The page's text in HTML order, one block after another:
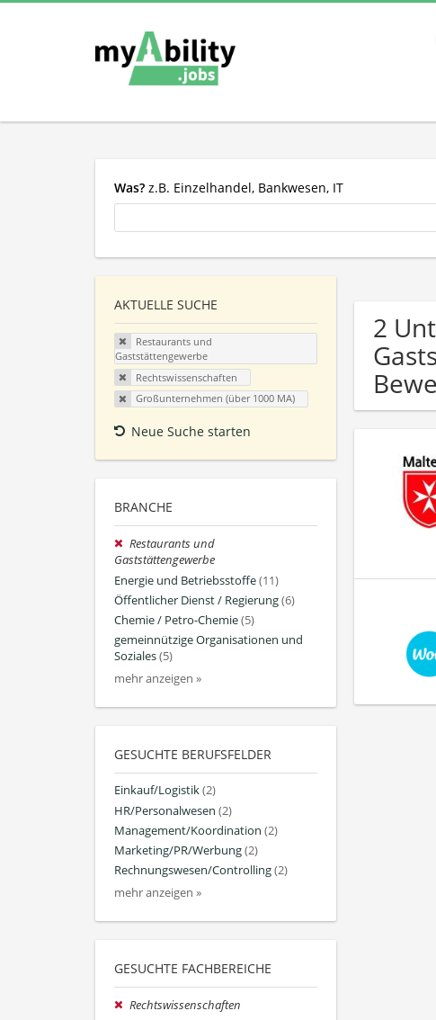
Was? z.B. Einzelhandel, Bankwesen, IT
AKTUELLE SUCHE
Restaurants und
Gaststättengewerbe
Rechtswissenschaften
Großunternehmen (über 1000 MA)
Neue Suche starten
BRANCHE
Restaurants und
Gaststättengewerbe
Energie und Betriebsstoffe(11)
Öffentlicher Dienst / Regierung(6)
Chemie / Petro-Chemie(5)
gemeinnützige Organisationen und
Soziales(5)
mehr anzeigen »
GESUCHTE BERUFSFELDER
Einkauf/Logistik(2)
HR/Personalwesen (2)
Management/Koordination (2)
Marketing/PR/Werbung(2)
Rechnungswesen/Controlling(2)
mehr anzeigen »
GESUCHTE FACHBEREICHE
Rechtswissenschaften
2